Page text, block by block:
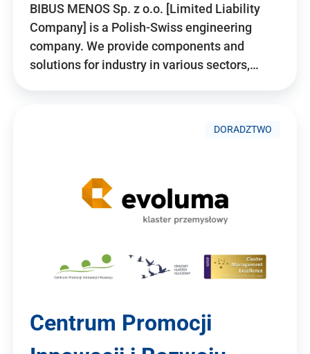
BIBUS MENOS Sp. z o.o. [Limited Liability
Company] is a Polish-Swiss engineering
company. We provide components and
solutions for industry in various sectors,…
DORADZTWO
Centrum Promocji